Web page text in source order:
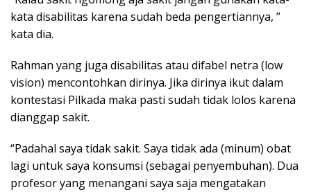
kata disabilitas karena sudah beda pengertiannya, ”
kata dia.
Rahman yang juga disabilitas atau difabel netra (low
vision) mencontohkan dirinya. Jika dirinya ikut dalam
kontestasi Pilkada maka pasti sudah tidak lolos karena
dianggap sakit.
“Padahal saya tidak sakit. Saya tidak ada (minum) obat
lagi untuk saya konsumsi (sebagai penyembuhan). Dua
profesor yang menangani saya saja mengatakan